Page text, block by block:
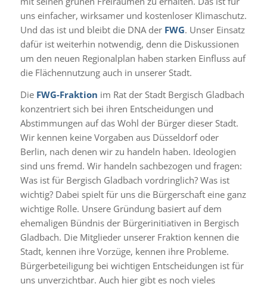
uns einfacher, wirksamer und kostenloser Klimaschutz.
Und das ist und bleibt die DNA der FWG. Unser Einsatz
dafür ist weiterhin notwendig, denn die Diskussionen
um den neuen Regionalplan haben starken Einfluss auf
die Flächennutzung auch in unserer Stadt.
Die FWG-Fraktion im Rat der Stadt Bergisch Gladbach
konzentriert sich bei ihren Entscheidungen und
Abstimmungen auf das Wohl der Bürger dieser Stadt.
Wir kennen keine Vorgaben aus Düsseldorf oder
Berlin, nach denen wir zu handeln haben. Ideologien
sind uns fremd. Wir handeln sachbezogen und fragen:
Was ist für Bergisch Gladbach vordringlich? Was ist
wichtig? Dabei spielt für uns die Bürgerschaft eine ganz
wichtige Rolle. Unsere Gründung basiert auf dem
ehemaligen Bündnis der Bürgerinitiativen in Bergisch
Gladbach. Die Mitglieder unserer Fraktion kennen die
Stadt, kennen ihre Vorzüge, kennen ihre Probleme.
Bürgerbeteiligung bei wichtigen Entscheidungen ist für
uns unverzichtbar. Auch hier gibt es noch vieles